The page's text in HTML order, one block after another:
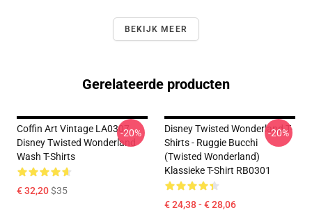
BEKIJK MEER
Gerelateerde producten
Coffin Art Vintage LA0307
Disney Twisted Wonderland
Wash T-Shirts
€ 32,20$35
-20%
Disney Twisted Wonderland T-
Shirts - Ruggie Bucchi
(Twisted Wonderland)
Klassieke T-Shirt RB0301
€ 24,38 - € 28,06
-20%